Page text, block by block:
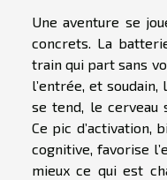
Une aventure se
concrets. La
train qui part sans
l’entrée, et
se tend, le cerveau
Ce pic d’activation,
cognitive, favorise
mieux ce qui est